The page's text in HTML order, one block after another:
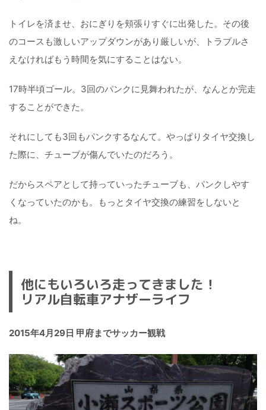
トイレを済ませ、おにぎりを頬張りすぐに出発した。その後
のコースも激しいアップダウンがあり厳しいが、トラブルさ
えなければもう時間を気にすることはない。
17時半頃ゴール。3回のパンクに見舞われたが、なんとか完走
することができた。
それにしても3回もパンクするなんて。やっぱりタイヤ交換し
た際に、チューブが傷んでいたのだろう。
だからスペアとして持っていったチューブも、パンクしやす
くなっていたのかも。もっとタイヤ交換の練習をしないと
ね。
他にもいろいろ走ってきました！
リアル自転車アナザーライフ
2015年4月29日 甲府までサッカー観戦